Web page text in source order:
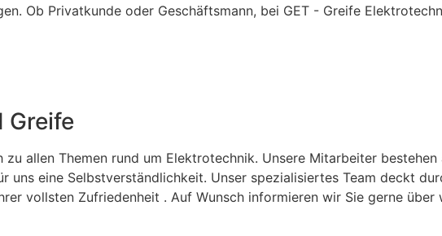
Ob Privatkunde oder Geschäftsmann, bei GET - Greife
Greife
allen Themen rund um Elektrotechnik. Unsere Mitarbeiter
uns eine Selbstverständlichkeit. Unser spezialisiertes Team deckt
vollsten Zufriedenheit . Auf Wunsch informieren wir Sie gerne über